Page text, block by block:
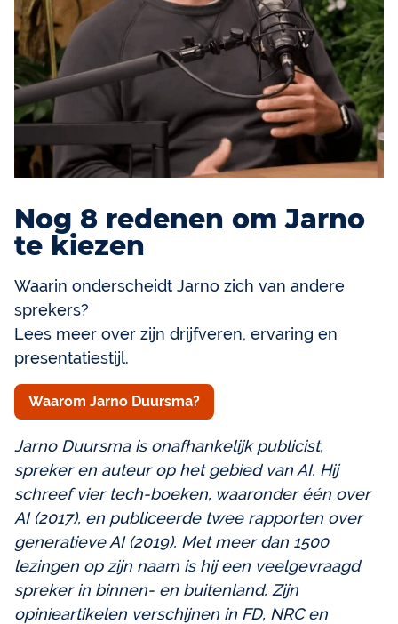
Nog 8 redenen om Jarno
te kiezen
Waarin onderscheidt Jarno zich van andere
sprekers?
Lees meer over zijn drijfveren, ervaring en
presentatiestijl.
Waarom Jarno Duursma?
Jarno Duursma is onafhankelijk publicist,
spreker en auteur op het gebied van AI. Hij
schreef vier tech-boeken, waaronder één over
AI (2017), en publiceerde twee rapporten over
generatieve AI (2019). Met meer dan 1500
lezingen op zijn naam is hij een veelgevraagd
spreker in binnen- en buitenland. Zijn
opinieartikelen verschijnen in FD, NRC en